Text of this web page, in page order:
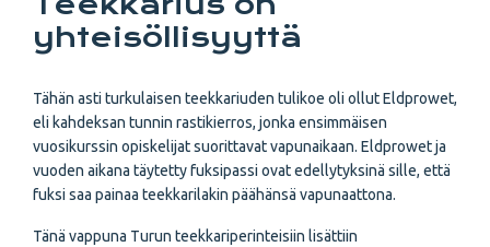
yhteisöllisyyttä
Tähän asti turkulaisen teekkariuden tulikoe oli ollut Eldprowet,
eli kahdeksan tunnin rastikierros, jonka ensimmäisen
vuosikurssin opiskelijat suorittavat vapunaikaan. Eldprowet ja
vuoden aikana täytetty fuksipassi ovat edellytyksinä sille, että
fuksi saa painaa teekkarilakin päähänsä vapunaattona.
Tänä vappuna Turun teekkariperinteisiin lisättiin